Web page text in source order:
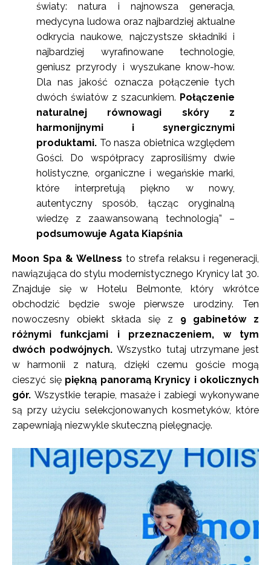
światy: natura i najnowsza generacja,
medycyna ludowa oraz najbardziej aktualne
odkrycia naukowe, najczystsze składniki i
najbardziej wyrafinowane technologie,
geniusz przyrody i wyszukane know-how.
Dla nas jakość oznacza połączenie tych
dwóch światów z szacunkiem. Połączenie
naturalnej równowagi skóry z
harmonijnymi i synergicznymi
produktami. To nasza obietnica względem
Gości. Do współpracy zaprosiliśmy dwie
holistyczne, organiczne i wegańskie marki,
które interpretują piękno w nowy,
autentyczny sposób, łącząc oryginalną
wiedzę z zaawansowaną technologią” –
podsumowuje Agata Kiapśnia
Moon Spa & Wellness to strefa relaksu i regeneracji,
nawiązująca do stylu modernistycznego Krynicy lat 30.
Znajduje się w Hotelu Belmonte, który wkrótce
obchodzić będzie swoje pierwsze urodziny. Ten
nowoczesny obiekt składa się z 9 gabinetów z
różnymi funkcjami i przeznaczeniem, w tym
dwóch podwójnych.Wszystko tutaj utrzymane jest
w harmonii z naturą, dzięki czemu goście mogą
cieszyć się piękną panoramą Krynicy i okolicznych
gór. Wszystkie terapie, masaże i zabiegi wykonywane
są przy użyciu selekcjonowanych kosmetyków, które
zapewniają niezwykle skuteczną pielęgnację.